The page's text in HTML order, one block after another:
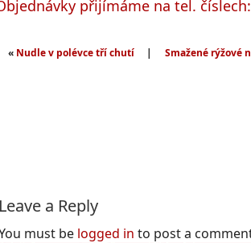
přijímáme na tel.
« Nudle v polévce tří chutí | Smažené rýžové
Leave a Reply
must be logged in to post a